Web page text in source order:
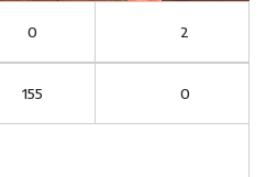
0 2
155 0